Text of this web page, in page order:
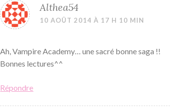
Althea54
10 AOÛT 2014 À 17 H 10 MIN
Ah, Vampire Academy… une sacré bonne saga !!
Bonnes lectures^^
Répondre